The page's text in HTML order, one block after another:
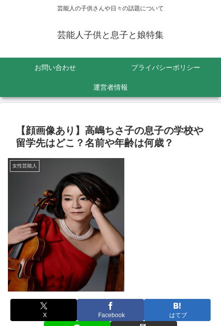
芸能人の子供さんや日々の話題について
芸能人子供と息子と娘特集
お問い合わせ プライバシーポリシー
運営者情報
【顔画像あり】高嶋ちさ子の息子の学校や
留学先はどこ？名前や年齢は何歳？
女性芸能人
X Facebook はてブ